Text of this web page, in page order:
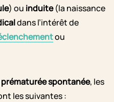
) ou induite(la naissance
dans l’intérêt de
ou
spontanée, les
les suivantes :